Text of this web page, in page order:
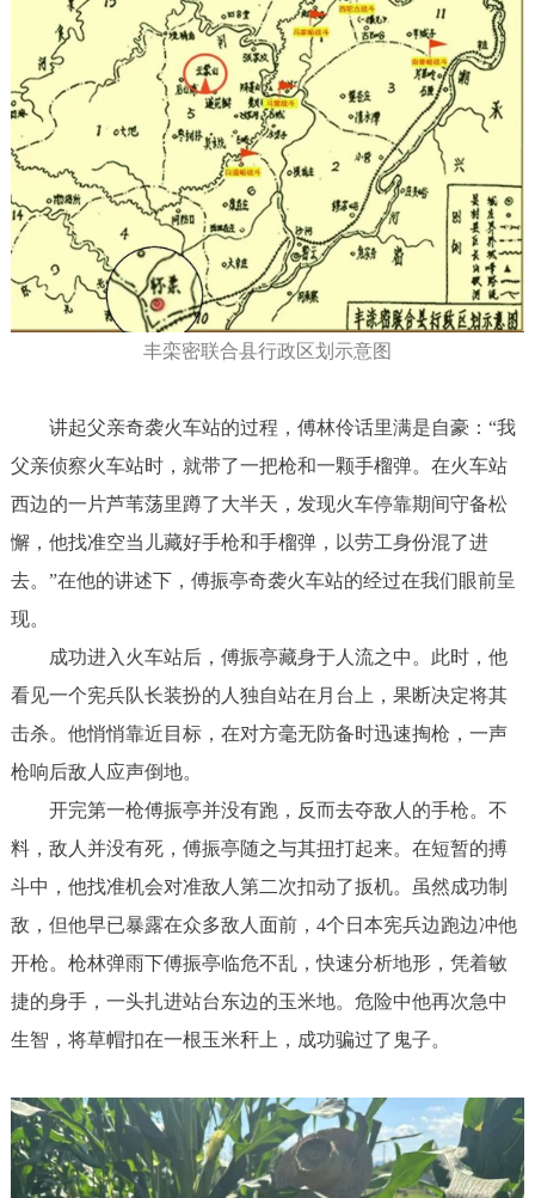
丰栾密联合县行政区划示意图
讲起父亲奇袭火车站的过程，傅林伶话里满是自豪：“我
父亲侦察火车站时，就带了一把枪和一颗手榴弹。在火车站
西边的一片芦苇荡里蹲了大半天，发现火车停靠期间守备松
懈，他找准空当儿藏好手枪和手榴弹，以劳工身份混了进
去。”在他的讲述下，傅振亭奇袭火车站的经过在我们眼前呈
现。
成功进入火车站后，傅振亭藏身于人流之中。此时，他
看见一个宪兵队长装扮的人独自站在月台上，果断决定将其
击杀。他悄悄靠近目标，在对方毫无防备时迅速掏枪，一声
枪响后敌人应声倒地。
开完第一枪傅振亭并没有跑，反而去夺敌人的手枪。不
料，敌人并没有死，傅振亭随之与其扭打起来。在短暂的搏
斗中，他找准机会对准敌人第二次扣动了扳机。虽然成功制
敌，但他早已暴露在众多敌人面前，4个日本宪兵边跑边冲他
开枪。枪林弹雨下傅振亭临危不乱，快速分析地形，凭着敏
捷的身手，一头扎进站台东边的玉米地。危险中他再次急中
生智，将草帽扣在一根玉米秆上，成功骗过了鬼子。